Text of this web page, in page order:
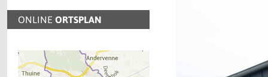
ONLINE ORTSPLAN